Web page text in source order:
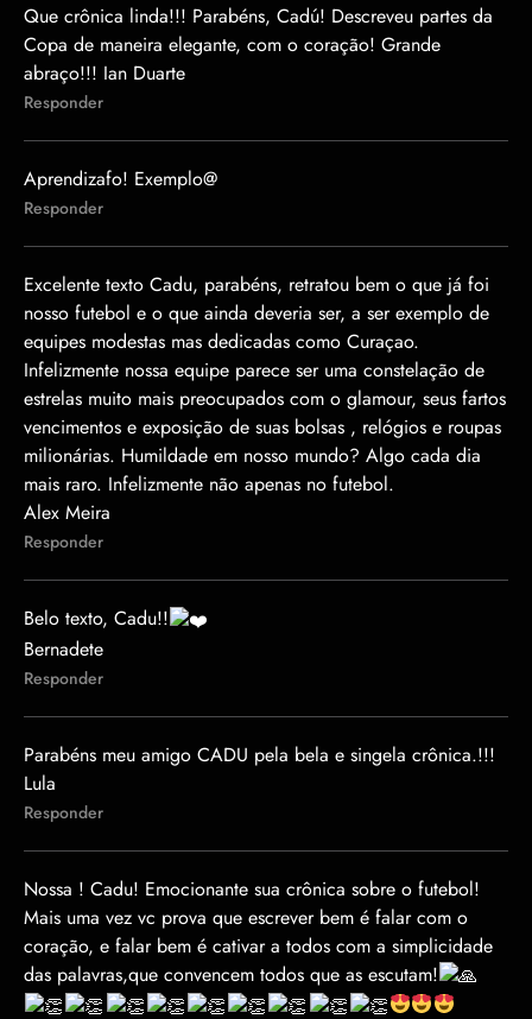
Que crônica linda!!! Parabéns, Cadú! Descreveu partes da
Copa de maneira elegante, com o coração! Grande
abraço!!! Ian Duarte
Responder
Aprendizafo! Exemplo@
Responder
Excelente texto Cadu, parabéns, retratou bem o que já foi
nosso futebol e o que ainda deveria ser, a ser exemplo de
equipes modestas mas dedicadas como Curaçao.
Infelizmente nossa equipe parece ser uma constelação de
estrelas muito mais preocupados com o glamour, seus fartos
vencimentos e exposição de suas bolsas , relógios e roupas
milionárias. Humildade em nosso mundo? Algo cada dia
mais raro. Infelizmente não apenas no futebol.
Alex Meira
Responder
Belo texto, Cadu!!
Bernadete
Responder
Parabéns meu amigo CADU pela bela e singela crônica.!!!
Lula
Responder
Nossa ! Cadu! Emocionante sua crônica sobre o futebol!
Mais uma vez vc prova que escrever bem é falar com o
coração, e falar bem é cativar a todos com a simplicidade
das palavras,que convencem todos que as escutam!